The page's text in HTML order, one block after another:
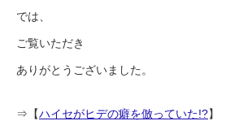
では、
ご覧いただき
ありがとうございました。
⇒【ハイセがヒデの癖を倣っていた!?】